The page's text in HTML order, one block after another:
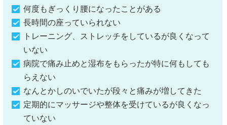
何度もぎっくり腰になったことがある
長時間の座っていられない
トレーニング、ストレッチをしているが良くなって
いない
病院で痛み止めと湿布をもらったが特に何もしても
らえない
なんとかしのいでいたが段々と痛みが増してきた
定期的にマッサージや整体を受けているが良くなっ
ていない